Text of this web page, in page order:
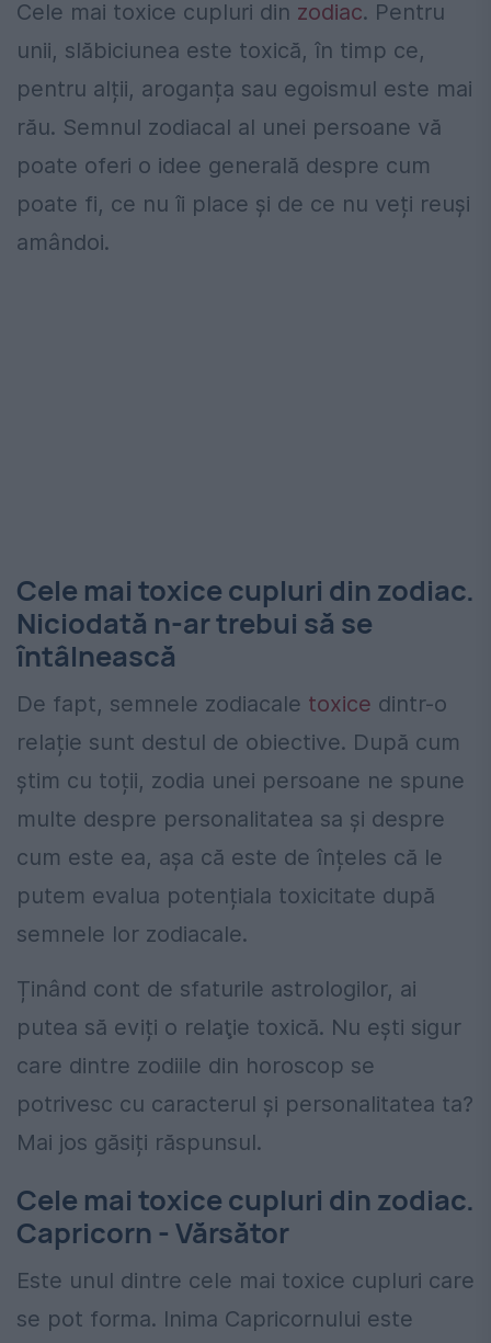
Cele mai toxice cupluri din zodiac. Pentru
unii, slăbiciunea este toxică, în timp ce,
pentru alții, aroganța sau egoismul este mai
rău. Semnul zodiacal al unei persoane vă
poate oferi o idee generală despre cum
poate fi, ce nu îi place și de ce nu veți reuși
amândoi.
Cele mai toxice cupluri din zodiac.
Niciodată n-ar trebui să se
întâlnească
De fapt, semnele zodiacale toxice dintr-o
relație sunt destul de obiective. După cum
știm cu toții, zodia unei persoane ne spune
multe despre personalitatea sa și despre
cum este ea, așa că este de înțeles că le
putem evalua potențiala toxicitate după
semnele lor zodiacale.
Ținând cont de sfaturile astrologilor, ai
putea să eviți o relaţie toxică. Nu ești sigur
care dintre zodiile din horoscop se
potrivesc cu caracterul și personalitatea ta?
Mai jos găsiți răspunsul.
Cele mai toxice cupluri din zodiac.
Capricorn - Vărsător
Este unul dintre cele mai toxice cupluri care
se pot forma. Inima Capricornului este